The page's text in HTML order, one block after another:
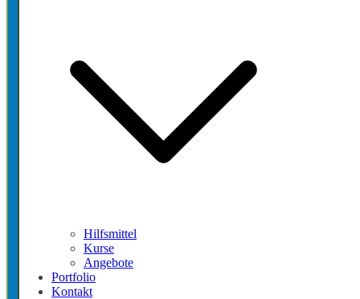
Hilfsmittel
Kurse
Angebote
Portfolio
Kontakt